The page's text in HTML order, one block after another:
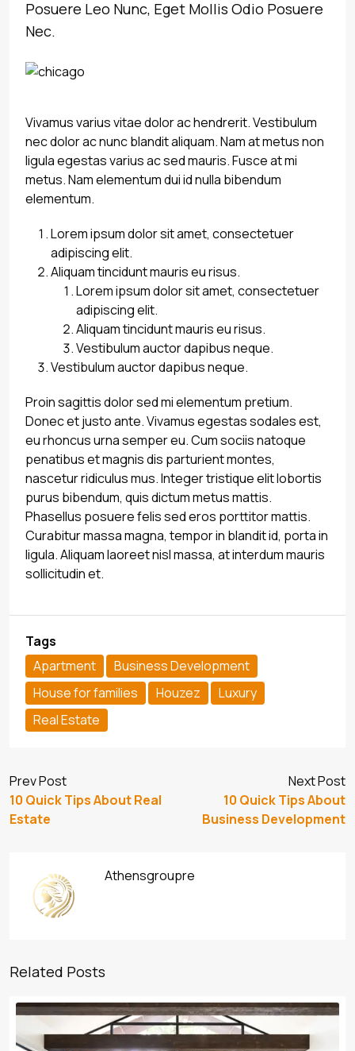
Posuere Leo Nunc, Eget Mollis Odio Posuere
Nec.
Vivamus varius vitae dolor ac hendrerit. Vestibulum
nec dolor ac nunc blandit aliquam. Nam at metus non
ligula egestas varius ac sed mauris. Fusce at mi
metus. Nam elementum dui id nulla bibendum
elementum.
Lorem ipsum dolor sit amet, consectetuer
adipiscing elit.
Aliquam tincidunt mauris eu risus.
Lorem ipsum dolor sit amet, consectetuer
adipiscing elit.
Aliquam tincidunt mauris eu risus.
Vestibulum auctor dapibus neque.
Vestibulum auctor dapibus neque.
Proin sagittis dolor sed mi elementum pretium.
Donec et justo ante. Vivamus egestas sodales est,
eu rhoncus urna semper eu. Cum sociis natoque
penatibus et magnis dis parturient montes,
nascetur ridiculus mus. Integer tristique elit lobortis
purus bibendum, quis dictum metus mattis.
Phasellus posuere felis sed eros porttitor mattis.
Curabitur massa magna, tempor in blandit id, porta in
ligula. Aliquam laoreet nisl massa, at interdum mauris
sollicitudin et.
Tags
Apartment
Business Development
House for families
Houzez
Luxury
Real Estate
Prev Post
10 Quick Tips About Real
Estate
Next Post
10 Quick Tips About
Business Development
Athensgroupre
Related Posts